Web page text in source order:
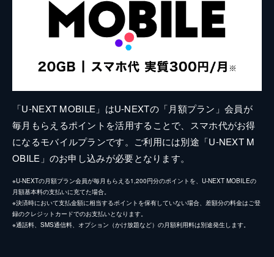
「U-NEXT MOBILE」はU-NEXTの「月額プラン」会員が
毎月もらえるポイントを活用することで、スマホ代がお得
になるモバイルプランです。ご利用には別途「U-NEXT M
OBILE」のお申し込みが必要となります。
※U-NEXTの月額プラン会員が毎月もらえる1,200円分のポイントを、U-NEXT MOBILEの
月額基本料の支払いに充てた場合。
※決済時において支払金額に相当するポイントを保有していない場合、差額分の料金はご登
録のクレジットカードでのお支払いとなります。
※通話料、SMS通信料、オプション（かけ放題など）の月額利用料は別途発生します。